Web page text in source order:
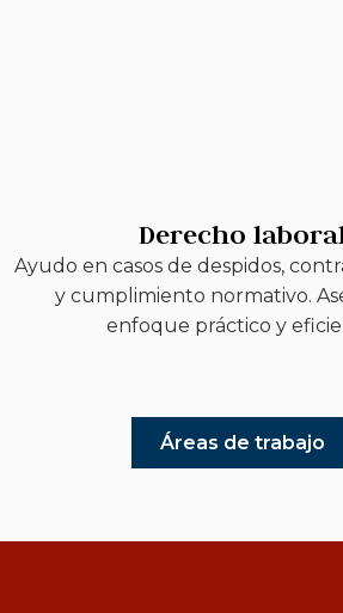
Derecho
Ayudo en casos de despidos,
y cumplimiento normativo.
enfoque práctico y
Áreas de trabajo